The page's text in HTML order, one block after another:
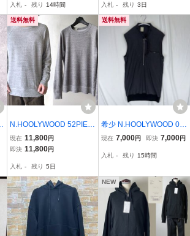
降りパーカー フードブル
ゾン GREY グレー
入札 - 残り 14時間 入札 - 残り 3日
送料無料
N.HOOLYWOOD 52PIEC
ES 霜降りグレー SWEAT
SHIRT 44 エヌハリウッド
スウェット ※レターパッ
ク無料
現在 11,800円
即決 11,800円
入札 - 残り 5日
送料無料
希少 N.HOOLYWOOD 00
s archive 初期 ライダース
スト ノースリーブ アーカ
ウッド M
現在 7,000円 即決 7,000円
入札 - 残り 15時間
NEW